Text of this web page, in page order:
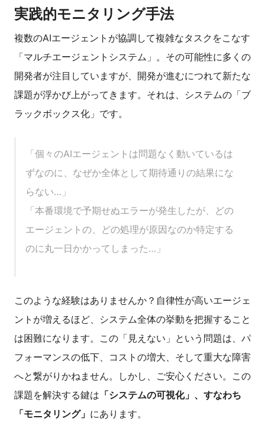
実践的モニタリング手法
複数のAIエージェントが協調して複雑なタスクをこなす
「マルチエージェントシステム」。その可能性に多くの
開発者が注目していますが、開発が進むにつれて新たな
課題が浮かび上がってきます。それは、システムの「ブ
ラックボックス化」です。
「個々のAIエージェントは問題なく動いているは
ずなのに、なぜか全体として期待通りの結果にな
らない…」
「本番環境で予期せぬエラーが発生したが、どの
エージェントの、どの処理が原因なのか特定する
のに丸一日かかってしまった…」
このような経験はありませんか？自律性が高いエージェ
ントが増えるほど、システム全体の挙動を把握すること
は困難になります。この「見えない」という問題は、パ
フォーマンスの低下、コストの増大、そして重大な障害
へと繋がりかねません。しかし、ご安心ください。この
課題を解決する鍵は 「システムの可視化」、すなわち
「モニタリング」 にあります。